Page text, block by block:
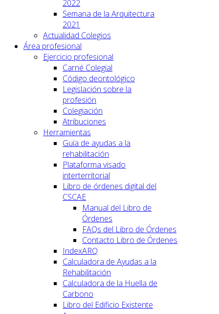
2022
Semana de la Arquitectura
2021
Actualidad Colegios
Área profesional
Ejercicio profesional
Carné Colegial
Código deontológico
Legislación sobre la
profesión
Colegiación
Atribuciones
Herramientas
Guía de ayudas a la
rehabilitación
Plataforma visado
interterritorial
Libro de órdenes digital del
CSCAE
Manual del Libro de
Órdenes
FAQs del Libro de Órdenes
Contacto Libro de Órdenes
IndexARQ
Calculadora de Ayudas a la
Rehabilitación
Calculadora de la Huella de
Carbono
Libro del Edificio Existente